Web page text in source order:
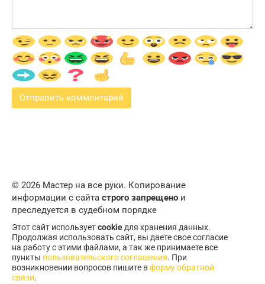
© 2026 Мастер на все руки. Копирование
информации с сайта строго запрещено и
преследуется в судебном порядке
Этот сайт используетcookieдля хранения данных.
Продолжая использовать сайт, вы даете свое согласие
на работу с этими файлами, а так же принимаете все
пункты пользовательского соглашения. При
возникновении вопросов пишите вформу обратной
связи.